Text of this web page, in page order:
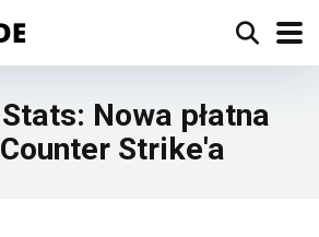
Nowa płatna
Strike'a